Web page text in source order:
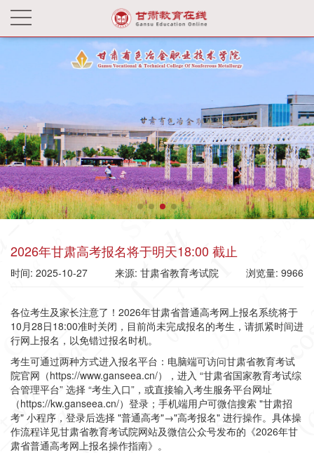
2026年甘肃高考报名将于明天18:00 截止
时间: 2025-10-27 来源: 甘肃省教育考试院 浏览量: 9966
各位考生及家长注意了！2026年甘肃省普通高考网上报名系统将于
10月28日18:00准时关闭，目前尚未完成报名的考生，请抓紧时间进
行网上报名，以免错过报名时机。
考生可通过两种方式进入报名平台：电脑端可访问甘肃省教育考试
院官网 （https://www.ganseea.cn/） ，进入 “甘肃省国家教育考试综
合管理平台” 选择 “考生入口” ，或直接输入考生服务平台网址
（https://kw.ganseea.cn/） 登录；手机端用户可微信搜索 "甘肃招
考" 小程序，登录后选择 "普通高考"→"高考报名" 进行操作。 具体操
作流程详见甘肃省教育考试院网站及微信公众号发布的《2026年甘
肃省普通高考网上报名操作指南》。